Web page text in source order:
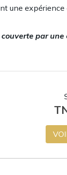
une
par